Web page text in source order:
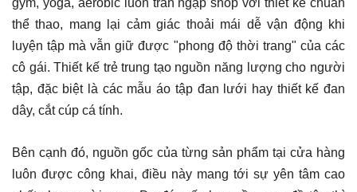
thể thao, mang lại cảm giác thoải mái dễ vận động khi
luyện tập mà vẫn giữ được "phong độ thời trang" của các
cô gái. Thiết kế trẻ trung tạo nguồn năng lượng cho người
tập, đặc biệt là các mẫu áo tập đan lưới hay thiết kế đan
dây, cắt cúp cá tính.
Bên cạnh đó, nguồn gốc của từng sản phẩm tại cửa hàng
luôn được công khai, điều này mang tới sự yên tâm cao